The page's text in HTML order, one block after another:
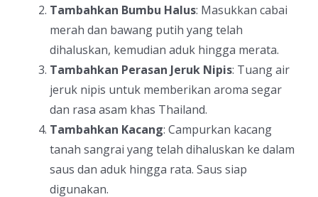
Tambahkan Bumbu Halus: Masukkan cabai
merah dan bawang putih yang telah
dihaluskan, kemudian aduk hingga merata.
Tambahkan Perasan Jeruk Nipis: Tuang air
jeruk nipis untuk memberikan aroma segar
dan rasa asam khas Thailand.
Tambahkan Kacang: Campurkan kacang
tanah sangrai yang telah dihaluskan ke dalam
saus dan aduk hingga rata. Saus siap
digunakan.